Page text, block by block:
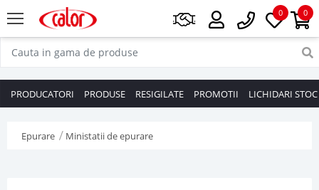
0
0
PRODUCATORI PRODUSE RESIGILATE PROMOTII LICHIDARI STOC
Epurare Ministatii de epurare